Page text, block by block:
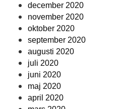
december 2020
november 2020
oktober 2020
september 2020
augusti 2020
juli 2020
juni 2020
maj 2020
april 2020